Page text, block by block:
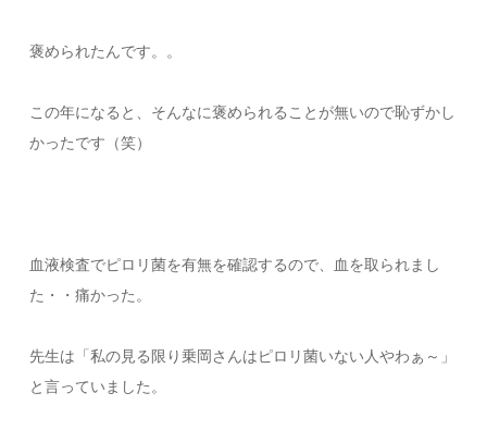
褒められたんです。。
この年になると、そんなに褒められることが無いので恥ずかし
かったです（笑）
血液検査でピロリ菌を有無を確認するので、血を取られまし
た・・痛かった。
先生は「私の見る限り乗岡さんはピロリ菌いない人やわぁ～」
と言っていました。